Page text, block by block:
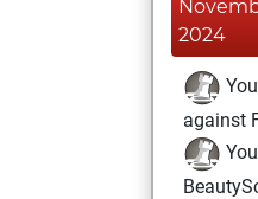
2024
against